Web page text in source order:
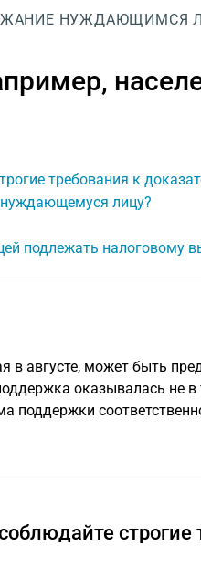
НУЖДАЮЩИМСЯ
требования к
лицу?
подлежать налоговому
в августе, может быть
оказывалась не в
поддержки
строгие